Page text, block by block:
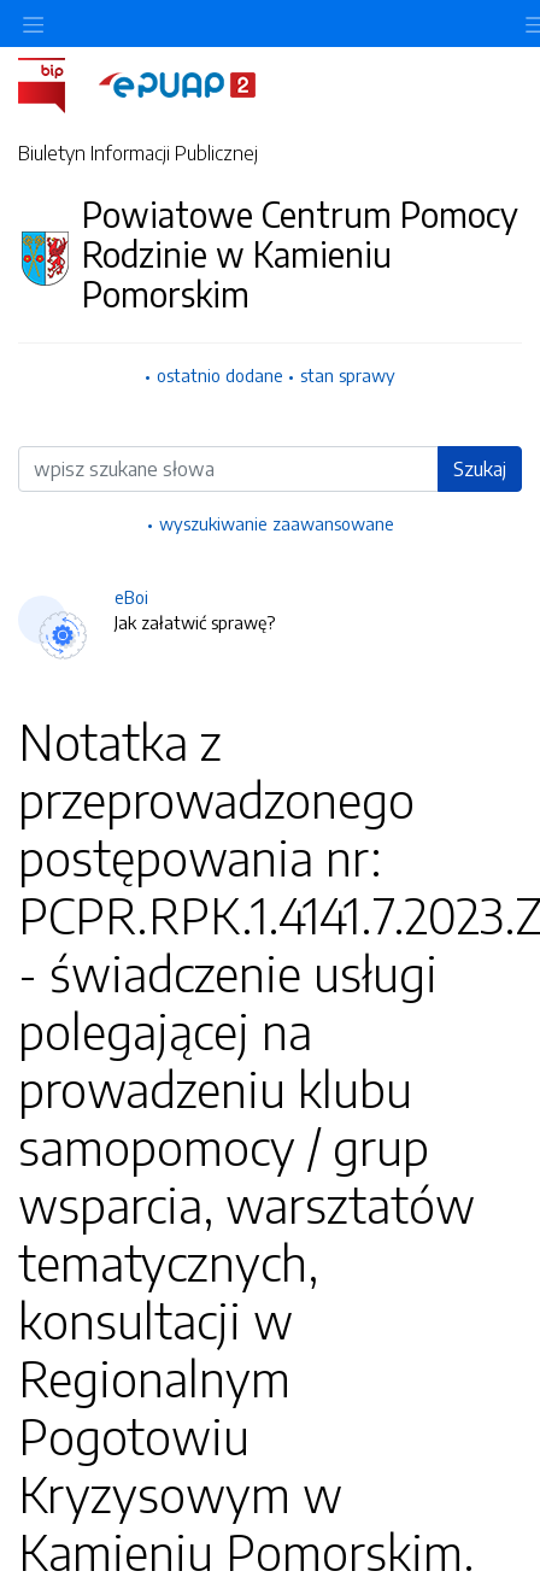
Biuletyn Informacji Publicznej
Powiatowe Centrum Pomocy
Rodzinie w Kamieniu
Pomorskim
ostatnio dodane stan sprawy
Wyszukiwarka Szukaj
wyszukiwanie zaawansowane
eBoi
Jak załatwić sprawę?
Notatka z
przeprowadzonego
postępowania nr:
- świadczenie usługi
polegającej na
prowadzeniu klubu
samopomocy / grup
wsparcia, warsztatów
tematycznych,
konsultacji w
Regionalnym
Pogotowiu
Kryzysowym w
Kamieniu Pomorskim.